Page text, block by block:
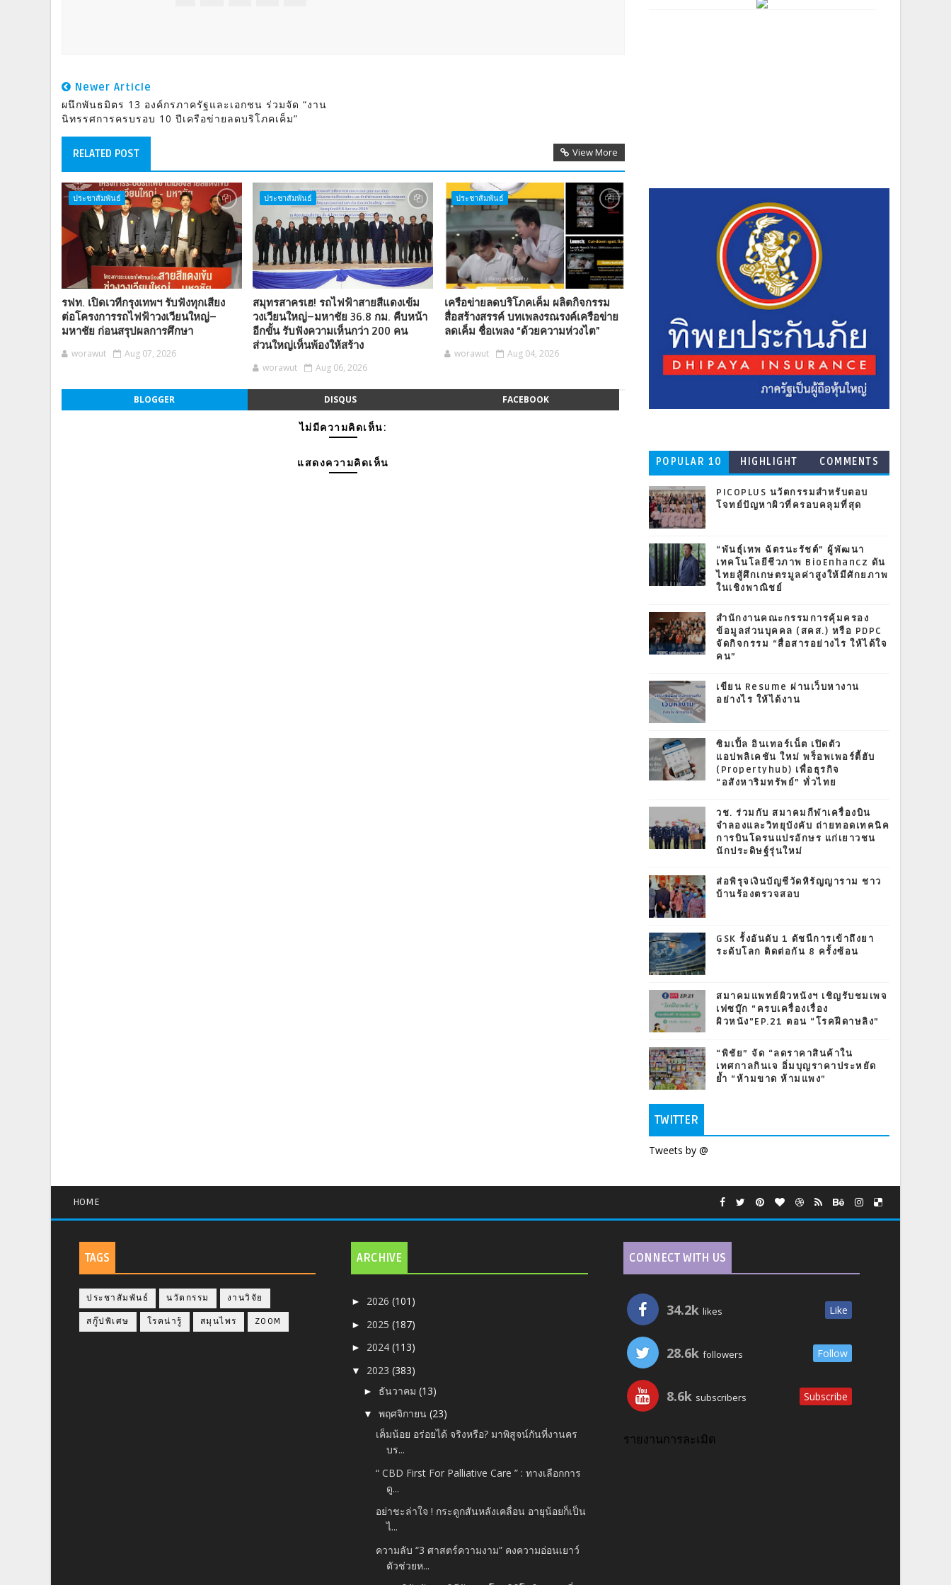
Newer Article
ผนึกพันธมิตร 13 องค์กรภาครัฐและเอกชน ร่วมจัด “งาน
นิทรรศการครบรอบ 10 ปีเครือข่ายลดบริโภคเค็ม”
RELATED POST View More
ประชาสัมพันธ์
รฟท. เปิดเวทีกรุงเทพฯ รับฟังทุกเสียง
ต่อโครงการรถไฟฟ้าวงเวียนใหญ่–
มหาชัย ก่อนสรุปผลการศึกษา
worawut Aug 07, 2026
ประชาสัมพันธ์
สมุทรสาครเฮ! รถไฟฟ้าสายสีแดงเข้ม
วงเวียนใหญ่–มหาชัย 36.8 กม. คืบหน้า
อีกขั้น รับฟังความเห็นกว่า 200 คน
ส่วนใหญ่เห็นพ้องให้สร้าง
worawut Aug 06, 2026
ประชาสัมพันธ์
เครือข่ายลดบริโภคเค็ม ผลิตกิจกรรม
สื่อสร้างสรรค์ บทเพลงรณรงค์เครือข่าย
ลดเค็ม ชื่อเพลง “ด้วยความห่วงไต”
worawut Aug 04, 2026
BLOGGER DISQUS FACEBOOK
ไม่มีความคิดเห็น:
แสดงความคิดเห็น POPULAR 10 HIGHLIGHT COMMENTS
PICOPLUS นวัตกรรมสำหรับตอบ
โจทย์ปัญหาผิวที่ครอบคลุมที่สุด
“พันธุ์เทพ ฉัตรนะรัชต์” ผู้พัฒนา
เทคโนโลยีชีวภาพ BioEnhancz ดัน
ไทยสู้ศึกเกษตรมูลค่าสูงให้มีศักยภาพ
ในเชิงพาณิชย์
สำนักงานคณะกรรมการคุ้มครอง
ข้อมูลส่วนบุคคล (สคส.) หรือ PDPC
จัดกิจกรรม “สื่อสารอย่างไร ให้ได้ใจ
คน”
เขียน Resume ผ่านเว็บหางาน
อย่างไร ให้ได้งาน
ซิมเปิ้ล อินเทอร์เน็ต เปิดตัว
แอปพลิเคชัน ใหม่ พร็อพเพอร์ตี้ฮับ
(Propertyhub) เพื่อธุรกิจ
“อสังหาริมทรัพย์” ทั่วไทย
วช. ร่วมกับ สมาคมกีฬาเครื่องบิน
จำลองและวิทยุบังคับ ถ่ายทอดเทคนิค
การบินโดรนแปรอักษร แก่เยาวชน
นักประดิษฐ์รุ่นใหม่
ส่อพิรุจเงินบัญชีวัดหิรัญญาราม ชาว
บ้านร้องตรวจสอบ
GSK รั้งอันดับ 1 ดัชนีการเข้าถึงยา
ระดับโลก ติดต่อกัน 8 ครั้งซ้อน
สมาคมแพทย์ผิวหนังฯ เชิญรับชมเพจ
เฟซบุ๊ก “ครบเครื่องเรื่อง
ผิวหนัง”EP.21 ตอน “โรคฝีดาษลิง”
“พิชัย” จัด “ลดราคาสินค้าใน
เทศกาลกินเจ อิ่มบุญราคาประหยัด
ย้ำ “ห้ามขาด ห้ามแพง”
TWITTER
Tweets by @
HOME
TAGS
ประชาสัมพันธ์ นวัตกรรม งานวิจัย
สกู๊ปพิเศษ โรคน่ารู้ สมุนไพร ZOOM
ARCHIVE
► 2026(101)
► 2025(187)
► 2024(113)
▼ 2023(383)
► ธันวาคม(13)
▼พฤศจิกายน(23)
เค็มน้อย อร่อยได้ จริงหรือ? มาพิสูจน์กันที่งานคร
บร...
“ CBD First For Palliative Care ” : ทางเลือกการ
ดู...
อย่าชะล่าใจ ! กระดูกสันหลังเคลื่อน อายุน้อยก็เป็น
ไ...
ความลับ “3 ศาสตร์ความงาม” คงความอ่อนเยาว์
ตัวช่วยห...
CONNECT WITH US
34.2k likes Like
28.6k followers Follow
8.6k subscribers Subscribe
รายงานการละเมิด